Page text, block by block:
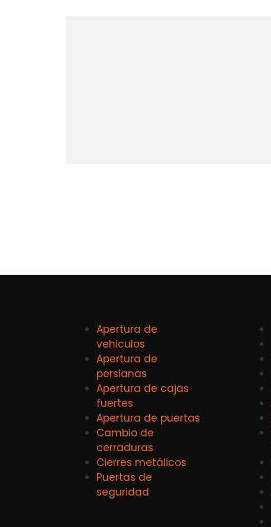
Apertura de
vehiculos
Apertura de
persianas
Apertura de cajas
fuertes
Apertura de puertas
Cambio de
cerraduras
Cierres metálicos
Puertas de
seguridad